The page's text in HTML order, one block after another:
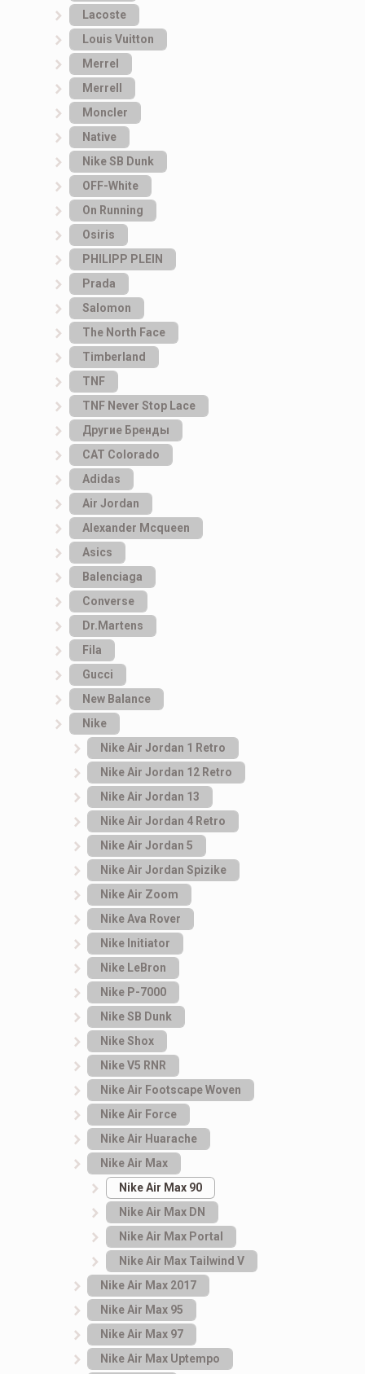
Lacoste
Louis Vuitton
Merrel
Merrell
Moncler
Native
Nike SB Dunk
OFF-White
On Running
Osiris
PHILIPP PLEIN
Prada
Salomon
The North Face
Timberland
TNF
TNF Never Stop Lace
Другие Бренды
САТ Colorado
Adidas
Air Jordan
Alexander Mcqueen
Asics
Balenciaga
Converse
Dr.Martens
Fila
Gucci
New Balance
Nike
Nike Air Jordan 1 Retro
Nike Air Jordan 12 Retro
Nike Air Jordan 13
Nike Air Jordan 4 Retro
Nike Air Jordan 5
Nike Air Jordan Spizike
Nike Air Zoom
Nike Ava Rover
Nike Initiator
Nike LeBron
Nike P-7000
Nike SB Dunk
Nike Shox
Nike V5 RNR
Nike Air Footscape Woven
Nike Air Force
Nike Air Huarache
Nike Air Max
Nike Air Max 90
Nike Air Max DN
Nike Air Max Portal
Nike Air Max Tailwind V
Nike Air Max 2017
Nike Air Max 95
Nike Air Max 97
Nike Air Max Uptempo